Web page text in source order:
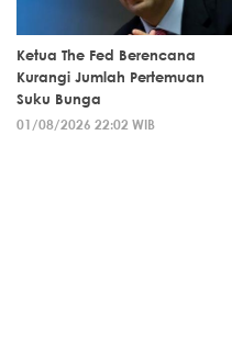
Ketua The Fed Berencana
Kurangi Jumlah Pertemuan
Suku Bunga
01/08/2026 22:02 WIB